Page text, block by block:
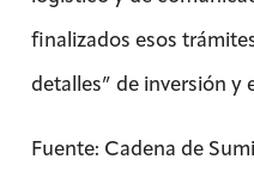
finalizados esos
detalles” de inversión y
Fuente: Cadena de